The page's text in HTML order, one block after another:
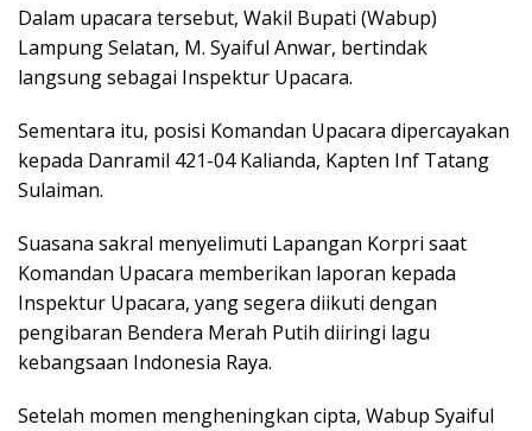
Dalam upacara tersebut, Wakil Bupati (Wabup)
Lampung Selatan, M. Syaiful Anwar, bertindak
langsung sebagai Inspektur Upacara.
Sementara itu, posisi Komandan Upacara dipercayakan
kepada Danramil 421-04 Kalianda, Kapten Inf Tatang
Sulaiman.
Suasana sakral menyelimuti Lapangan Korpri saat
Komandan Upacara memberikan laporan kepada
Inspektur Upacara, yang segera diikuti dengan
pengibaran Bendera Merah Putih diiringi lagu
kebangsaan Indonesia Raya.
Setelah momen mengheningkan cipta, Wabup Syaiful